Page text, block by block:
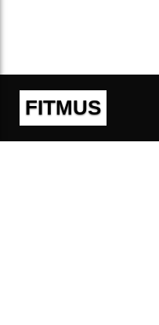
FITMUS